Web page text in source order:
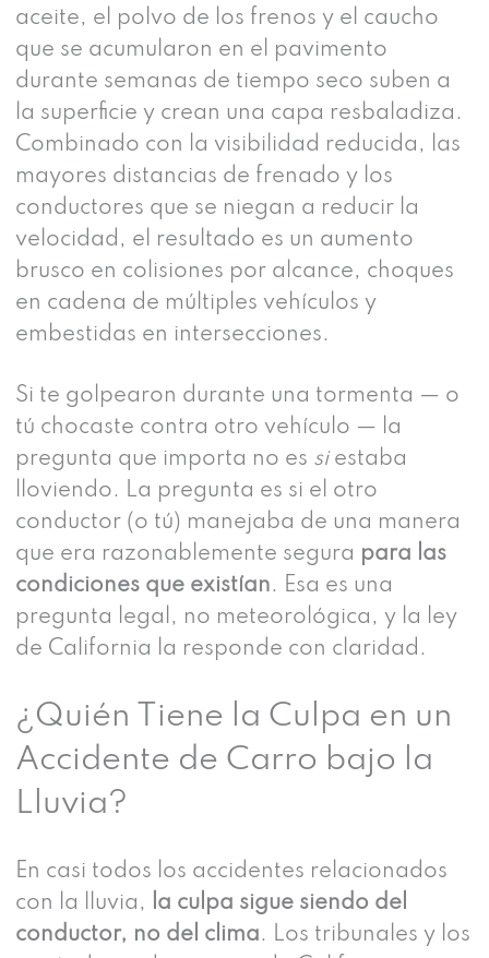
aceite, el polvo de los frenos y el caucho
que se acumularon en el pavimento
durante semanas de tiempo seco suben a
la superficie y crean una capa resbaladiza.
Combinado con la visibilidad reducida, las
mayores distancias de frenado y los
conductores que se niegan a reducir la
velocidad, el resultado es un aumento
brusco en colisiones por alcance, choques
en cadena de múltiples vehículos y
embestidas en intersecciones.
Si te golpearon durante una tormenta — o
tú chocaste contra otro vehículo — la
pregunta que importa no es siestaba
lloviendo. La pregunta es si el otro
conductor (o tú) manejaba de una manera
que era razonablemente segura para las
condiciones que existían. Esa es una
pregunta legal, no meteorológica, y la ley
de California la responde con claridad.
¿Quién Tiene la Culpa en un
Accidente de Carro bajo la
Lluvia?
En casi todos los accidentes relacionados
con la lluvia, la culpa sigue siendo del
conductor, no del clima. Los tribunales y los